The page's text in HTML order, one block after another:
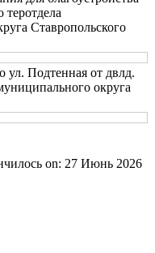
Ставропольского
ул. Подтенная от двлд.
округа
on: 27 Июнь 2026